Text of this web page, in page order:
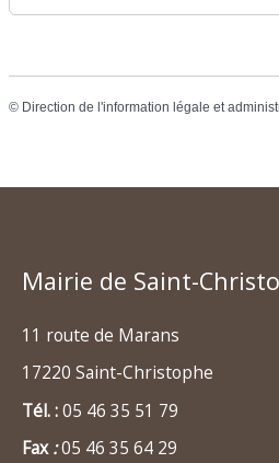
© Direction de l'information légale et
Mairie de Saint-
11 route de Marans
17220 Saint-Christophe
Tél. :05 46 35 51 79
Fax:05 46 35 64 29